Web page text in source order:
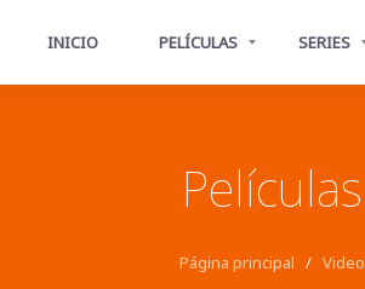
INICIO PELÍCULAS SERIES
Películas
Página principal / Video